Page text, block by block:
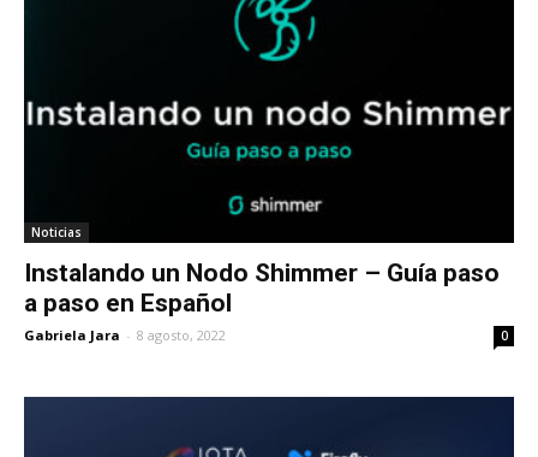
Noticias
Instalando un Nodo Shimmer – Guía paso
a paso en Español
Gabriela Jara - 8 agosto, 2022 0